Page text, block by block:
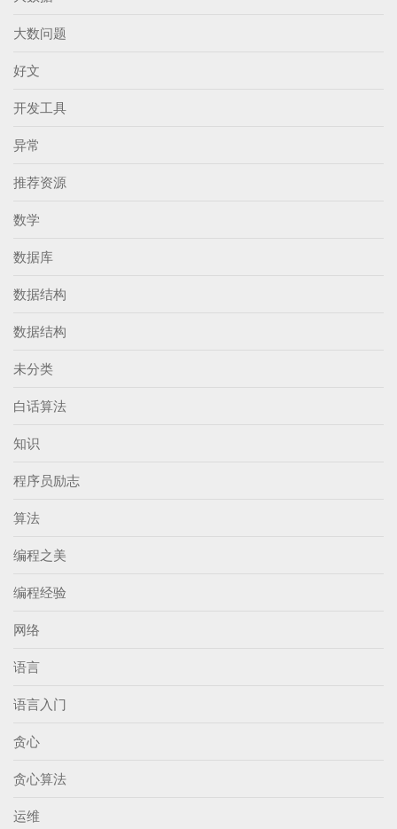
大数问题
好文
开发工具
异常
推荐资源
数学
数据库
数据结构
数据结构
未分类
白话算法
知识
程序员励志
算法
编程之美
编程经验
网络
语言
语言入门
贪心
贪心算法
运维